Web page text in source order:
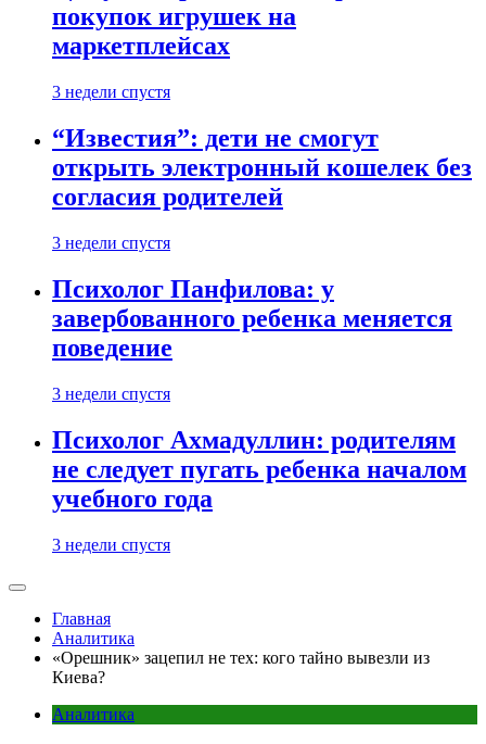
покупок игрушек на
маркетплейсах
3 недели спустя
“Известия”: дети не смогут
открыть электронный кошелек без
согласия родителей
3 недели спустя
Психолог Панфилова: у
завербованного ребенка меняется
поведение
3 недели спустя
Психолог Ахмадуллин: родителям
не следует пугать ребенка началом
учебного года
3 недели спустя
Главная
Аналитика
«Орешник» зацепил не тех: кого тайно вывезли из
Киева?
Аналитика